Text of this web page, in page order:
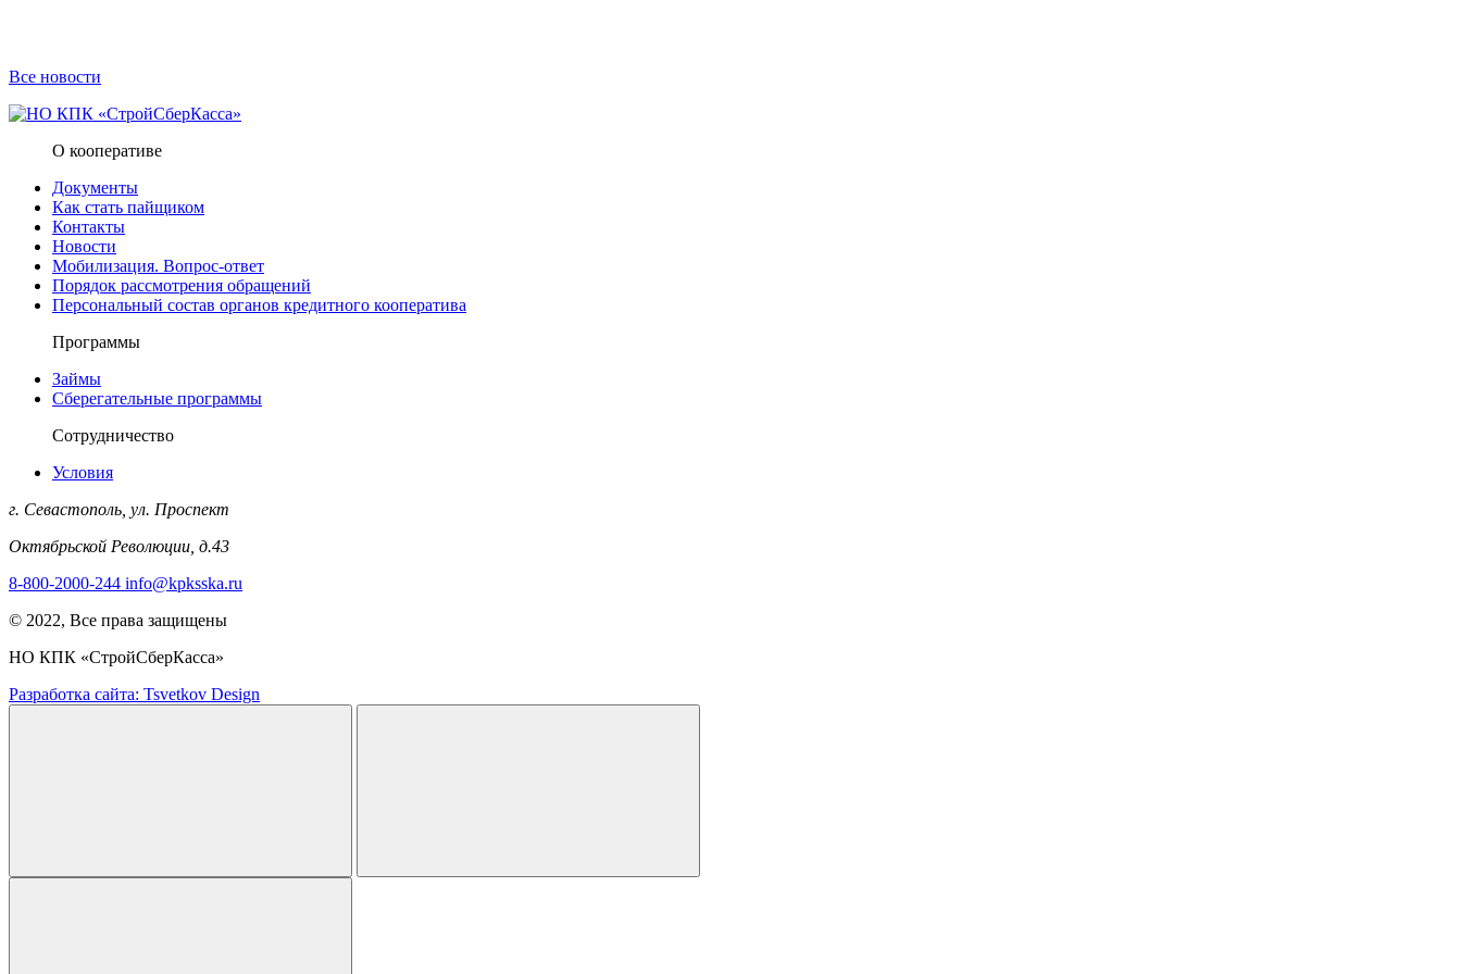
Все новости
О кооперативе
Документы
Как стать пайщиком
Контакты
Новости
Мобилизация. Вопрос-ответ
Порядок рассмотрения обращений
Персональный состав органов кредитного кооператива
Программы
Займы
Сберегательные программы
Сотрудничество
Условия
г. Севастополь, ул. Проспект
Октябрьской Революции, д.43
8-800-2000-244 info@kpksska.ru
© 2022, Все права защищены
НО КПК «СтройСберКасса»
Разработка сайта: Tsvetkov Design